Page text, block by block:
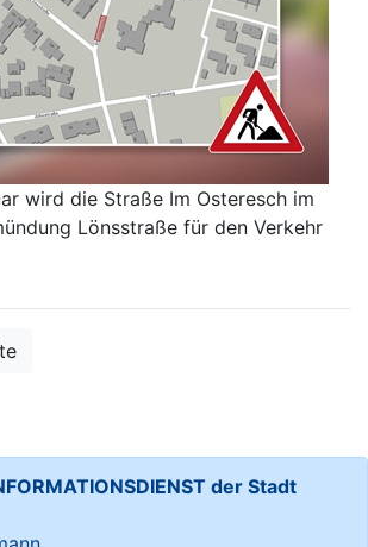
wird die Straße Im Osteresch im
Lönsstraße für den Verkehr
der Stadt